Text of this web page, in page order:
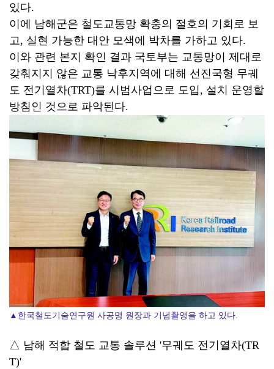
있다.
이에 남해군은 철도교통망 확충의 절호의 기회로 보
고, 실현 가능한 대안 모색에 박차를 가하고 있다.
이와 관련 본지 확인 결과 국토부는 교통망이 제대로
갖춰지지 않은 교통 낙후지역에 대해 선진국형 무궤
도 전기열차(TRT)를 시범사업으로 도입, 설치 운영할
방침인 것으로 파악된다.
▲한국철도기술연구원 사공명 원장과 기념촬영을 하고 있다.
△ 남해 적합 철도 교통 솔루션 '무궤도 전기열차(TR
T)'